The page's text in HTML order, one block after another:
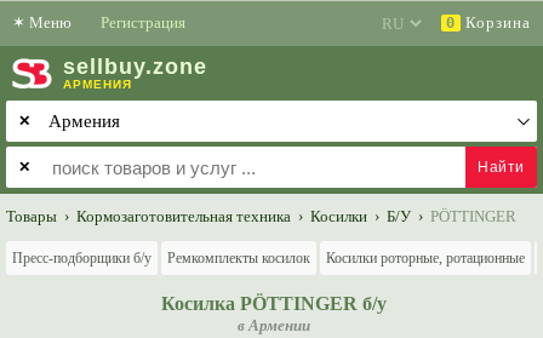
✶ Меню Регистрация 0 Корзина
sell buy.zone
АРМЕНИЯ
✕
✕
Товары › Кормозаготовительная техника › Косилки › Б/У › PÖTTINGER
Пресс-подборщики б/у Ремкомплекты косилок Косилки роторные, ротационные
Косилка PÖTTINGER б/у
в Армении